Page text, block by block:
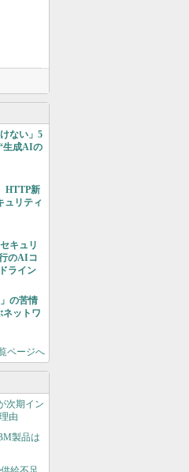
ない」5
生成AIの
HTTP新
ュリティ
キュリ
のAIコ
ライン
の苦情
ットワ
ページへ
次期イン
由
製品は